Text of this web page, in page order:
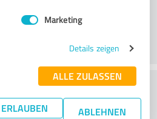
Marketing
Details zeigen
ALLE ZULASSEN
ABLEHNEN
think of the price to
ratio?